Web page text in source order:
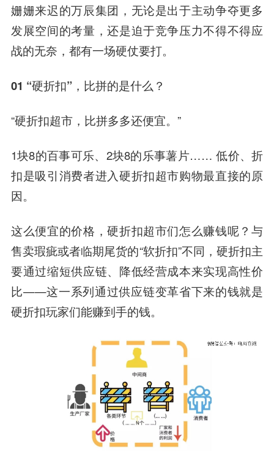
姗姗来迟的万辰集团，无论是出于主动争夺更多
发展空间的考量，还是迫于竞争压力不得不得应
战的无奈，都有一场硬仗要打。
01 “硬折扣”，比拼的是什么？
“硬折扣超市，比拼多多还便宜。”
1块8的百事可乐、2块8的乐事薯片…… 低价、折
扣是吸引消费者进入硬折扣超市购物最直接的原
因。
这么便宜的价格，硬折扣超市们怎么赚钱呢？与
售卖瑕疵或者临期尾货的“软折扣”不同，硬折扣主
要通过缩短供应链、降低经营成本来实现高性价
比——这一系列通过供应链变革省下来的钱就是
硬折扣玩家们能赚到手的钱。